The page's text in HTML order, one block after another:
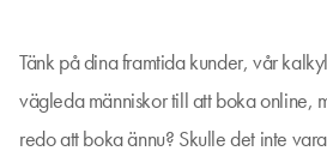
Tänk på dina framtida kunder, vår
vägleda människor till att boka online,
redo att boka ännu? Skulle det inte